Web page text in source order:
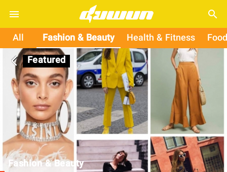
search
All Fashion & Beauty Health & Fitness
Featured
arrow_back_ios
Fashion & Beauty